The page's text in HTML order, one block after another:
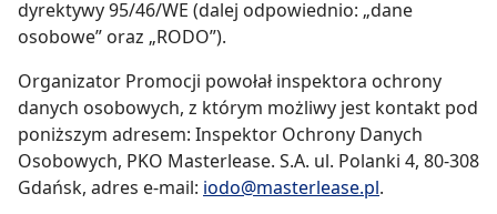
dyrektywy 95/46/WE (dalej odpowiednio: „dane
osobowe” oraz „RODO”).
Organizator Promocji powołał inspektora ochrony
danych osobowych, z którym możliwy jest kontakt pod
poniższym adresem: Inspektor Ochrony Danych
Osobowych, PKO Masterlease. S.A. ul. Polanki 4, 80-308
Gdańsk, adres e-mail: iodo@masterlease.pl.